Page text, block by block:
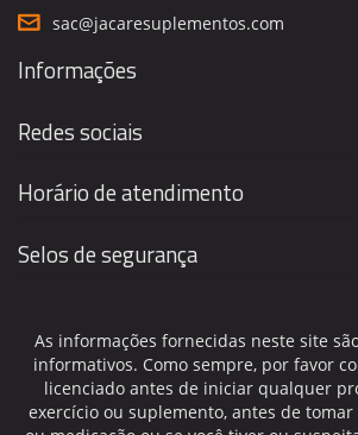
sac@jacaresuplementos.com
Informações
Redes sociais
Horário de atendimento
Selos de segurança
As informações fornecidas neste site
informativos. Como sempre, por favor
licenciado antes de iniciar qualquer
exercício ou suplemento, antes de